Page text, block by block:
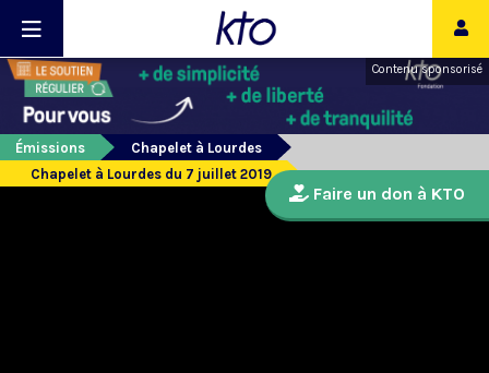
Contenu sponsorisé
Émissions
Chapelet à Lourdes
Chapelet à Lourdes du 7 juillet 2019
Faire un don à KTO